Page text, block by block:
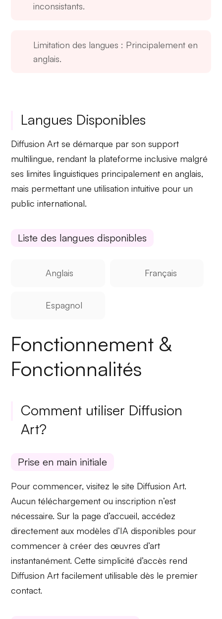
inconsistants.
Limitation des langues : Principalement en
anglais.
Langues Disponibles
Diffusion Art se démarque par sonsupport
multilingue, rendant la plateforme inclusive malgré
ses limites linguistiques principalement en anglais,
mais permettant une utilisation intuitive pour un
public international.
Liste des langues disponibles
Anglais Français
Espagnol
Fonctionnement &
Fonctionnalités
Comment utiliser Diffusion
Art?
Prise en main initiale
Pour commencer, visitez le site Diffusion Art.
Aucun téléchargement ou inscription n’est
nécessaire. Sur la page d’accueil, accédez
directement aux modèles d’IA disponibles pour
commencer à créer des œuvres d’art
instantanément. Cette simplicité d’accès rend
Diffusion Art facilement utilisable dès le premier
contact.